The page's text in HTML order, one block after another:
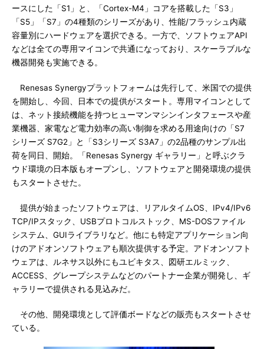
ースにした「S1」と、「Cortex-M4」コアを搭載した「S3」
「S5」「S7」の4種類のシリーズがあり、性能/フラッシュ内蔵
容量別にハードウェアを選択できる。一方で、ソフトウェアAPI
などは全ての専用マイコンで共通になっており、スケーラブルな
機器開発も実施できる。
Renesas Synergyプラットフォームは先行して、米国での提供
を開始し、今回、日本での提供がスタート。専用マイコンとして
は、ネット接続機能を持つヒューマンマシンインタフェースや産
業機器、家電など電力効率の高い制御を求める用途向けの「S7
シリーズ S7G2」と「S3シリーズ S3A7」の2品種のサンプル出
荷を同日、開始。「Renesas Synergy ギャラリー」と呼ぶクラ
ウド環境の日本版もオープンし、ソフトウェアと開発環境の提供
もスタートさせた。
提供が始まったソフトウェアは、リアルタイムOS、IPv4/IPv6
TCP/IPスタック、USBプロトコルストック、MS-DOSファイル
システム、GUIライブラリなど。他にも特定アプリケーション向
けのアドオンソフトウェアも順次提供する予定。アドオンソフト
ウェアは、ルネサス以外にもユビキタス、図研エルミック、
ACCESS、グレープシステムなどのパートナー企業が開発し、ギ
ャラリーで提供される見込みだ。
その他、開発環境として評価ボードなどの販売もスタートさせ
ている。